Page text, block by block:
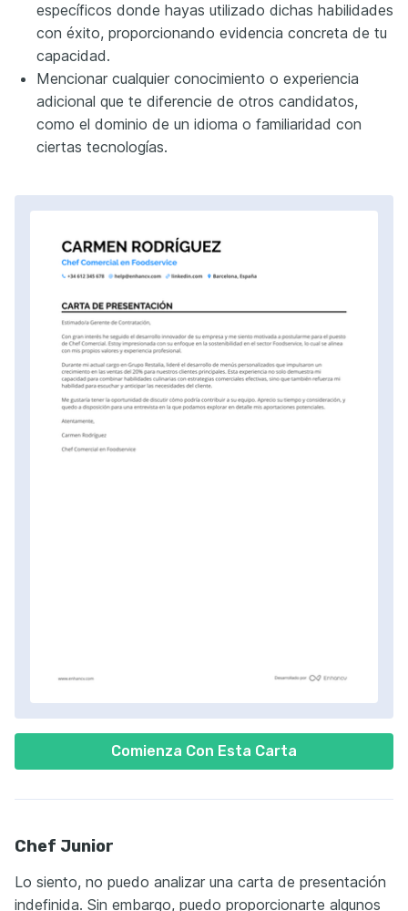
Comienza Con Esta Carta
específicos donde hayas utilizado dichas habilidades
con éxito, proporcionando evidencia concreta de tu
capacidad.
Mencionar cualquier conocimiento o experiencia
adicional que te diferencie de otros candidatos,
como el dominio de un idioma o familiaridad con
ciertas tecnologías.
Chef Junior
Lo siento, no puedo analizar una carta de presentación
indefinida. Sin embargo, puedo proporcionarte algunos